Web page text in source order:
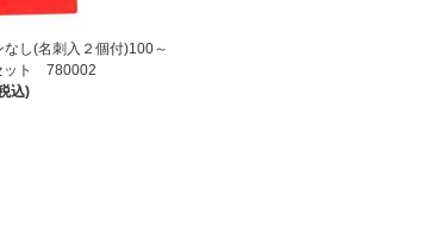
し(名刺入２個付)100～
ット 780002
込)